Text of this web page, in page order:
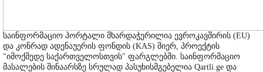
საინფორმაციო პორტალი მხარდაჭერილია ევროკავშირის (EU)
და კონრად ადენაუერის ფონდის (KAS) მიერ, პროექტის
"იმოქმედე საქართველოსთვის" ფარგლებში. საინფორმაციო
მასალების შინაარსზე სრულად პასუხისმგებელია Qartli.ge და